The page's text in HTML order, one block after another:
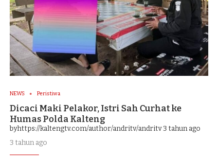
NEWS Peristiwa
Dicaci Maki Pelakor, Istri Sah Curhat ke
Humas Polda Kalteng
byhttps://kaltengtv.com/author/andritv/andritv3 tahun ago
3 tahun ago